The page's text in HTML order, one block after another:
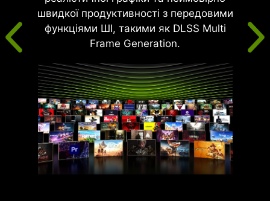
швидкої продуктивності з передовими
функціями ШІ, такими як DLSS Multi
Frame Generation.